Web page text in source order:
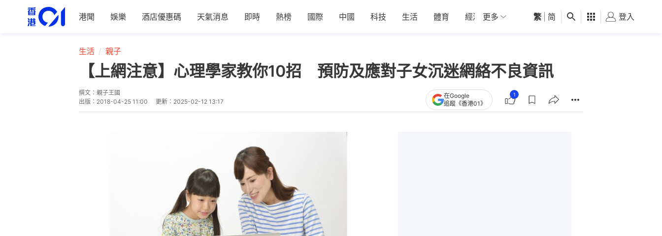
港聞 娛樂 酒店優惠碼 天氣消息 即時 熱榜 國際 中國 科技 生活 體育 經濟 01深圳 觀點 健康 好食玩飛
更多 繁 简 登入
生活 親子
【上網注意】心理學家教你10招 預防及應對子女沉迷網絡不良資訊
撰文： 親子王國
出版： 2018-04-25 11:00 更新： 2025-02-12 13:17
在Google
追蹤《香港01》
1